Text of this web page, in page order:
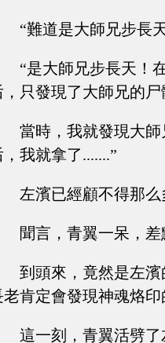
“難道是大師兄步長
“是大師兄步長天！
，只發現了大師兄的尸
當時，我就發現大
，我就拿了.......”
左濱已經顧不得那
聞言，青翼一呆，
到頭來，竟然是左
老肯定會發現神魂烙
這一刻，青翼活劈